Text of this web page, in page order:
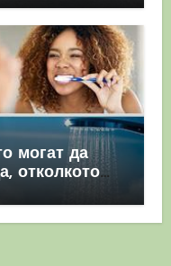
могат да
отколкото